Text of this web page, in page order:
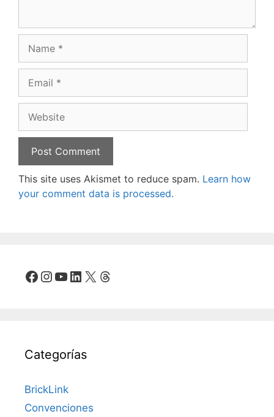
This site uses Akismet to reduce spam. Learn how
your comment data is processed.
Facebook
Instagram
YouTube
LinkedIn
X Threads
Categorías
BrickLink
Convenciones